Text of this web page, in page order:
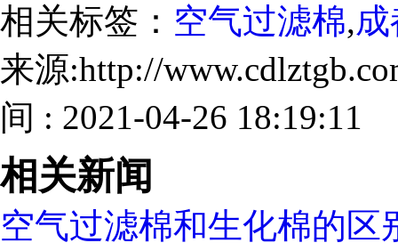
相关标签： 空气过滤棉,
来源:http://
间 : 2021-04-26 18:19:11
相关新闻
空气过滤棉和生化棉的区